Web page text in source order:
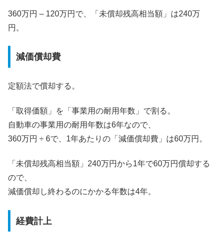
360万円 – 120万円で、「未償却残高相当額」は240万
円。
減価償却費
定額法で償却する。
「取得価額」を「事業用の耐用年数」で割る。
自動車の事業用の耐用年数は6年なので、
360万円 ÷ 6で、1年あたりの「減価償却費」は60万円。
「未償却残高相当額」240万円から1年で60万円償却する
ので、
減価償却し終わるのにかかる年数は4年。
経費計上